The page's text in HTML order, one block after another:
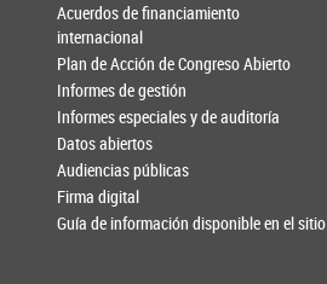
Acuerdos de financiamiento
internacional
Plan de Acción de Congreso Abierto
Informes de gestión
Informes especiales y de auditoría
Datos abiertos
Audiencias públicas
Firma digital
Guía de información disponible en el sitio